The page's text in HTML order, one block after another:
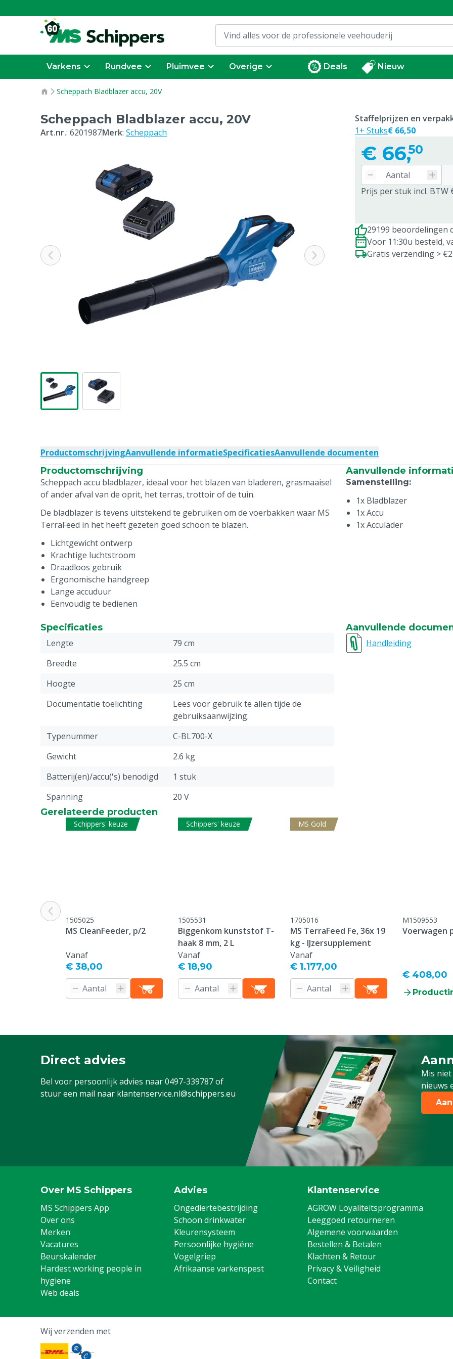
Varkens Rundvee Pluimvee Overige Deals Nieuw
Scheppach Bladblazer accu, 20V
Scheppach Bladblazer accu, 20V
Art.nr.: 6201987Merk: Scheppach
€ 66,50
Prijs per stuk incl. BTW
Staffelprijzen en
1+ Stuks€ 66,50
29199 beoordelingen
Voor 11:30u besteld,
Gratis verzending >
ProductomschrijvingAanvullende informatieSpecificatiesAanvullende documenten
Productomschrijving
Scheppach accu bladblazer, ideaal voor het blazen van bladeren, grasmaaisel
of ander afval van de oprit, het terras, trottoir of de tuin.
De bladblazer is tevens uitstekend te gebruiken om de voerbakken waar MS
TerraFeed in het heeft gezeten goed schoon te blazen.
Lichtgewicht ontwerp
Krachtige luchtstroom
Draadloos gebruik
Ergonomische handgreep
Lange accuduur
Eenvoudig te bedienen
Aanvullende
Samenstelling:
1x Bladblazer
1x Accu
1x Acculader
Specificaties
Lengte
79 cm
Breedte
25.5 cm
Hoogte
25 cm
Documentatie toelichting
Lees voor gebruik te allen tijde de
gebruiksaanwijzing.
Typenummer
C-BL700-X
Gewicht
2.6 kg
Batterij(en)/accu('s) benodigd
1 stuk
Spanning
20 V
Schakelaar
Aan/uit
oneigenlijk gebruik / breukschade /
verzuim in onderhoud
Diergroep
Rundvee, Varkens, Pluimvee, Schapen,
Geiten, Overig
Aandrijving
Accu
Aanvullende
Handleiding
Gerelateerde producten
Schippers' keuze
1505025
MS CleanFeeder, p/2
Vanaf
€ 38,00
Schippers' keuze
1505531
Biggenkom kunststof T-
haak 8 mm, 2 L
Vanaf
€ 18,90
MS Gold
1705016
MS TerraFeed Fe, 36x 19
kg - IJzersupplement
Vanaf
€ 1.177,00
M1509553
Voerwagen
€ 408,00
Direct advies
Bel voor persoonlijk advies naar0497-339787of
stuur een mail naar klantenservice.nl@schippers.eu
Mis
nieuws
Schrijf
Over MS Schippers
MS Schippers App
Over ons
Merken
Vacatures
Beurskalender
Hardest working people in
hygiene
Web deals
Advies
Ongediertebestrijding
Schoon drinkwater
Kleurensysteem
Persoonlijke hygiëne
Vogelgriep
Afrikaanse varkenspest
Klantenservice
AGROW Loyaliteitsprogramma
Leeggoed retourneren
Algemene voorwaarden
Bestellen & Betalen
Klachten & Retour
Privacy & Veiligheid
Contact
Wij verzenden met